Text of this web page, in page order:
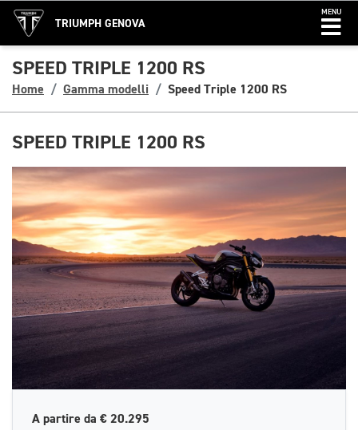
TRIUMPH GENOVA
MENU
SPEED TRIPLE 1200 RS
Home Gamma modelli Speed Triple 1200 RS
SPEED TRIPLE 1200 RS
A partire da € 20.295